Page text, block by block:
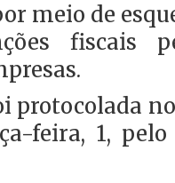
meio de
fiscais
protocolada
feira, 1,